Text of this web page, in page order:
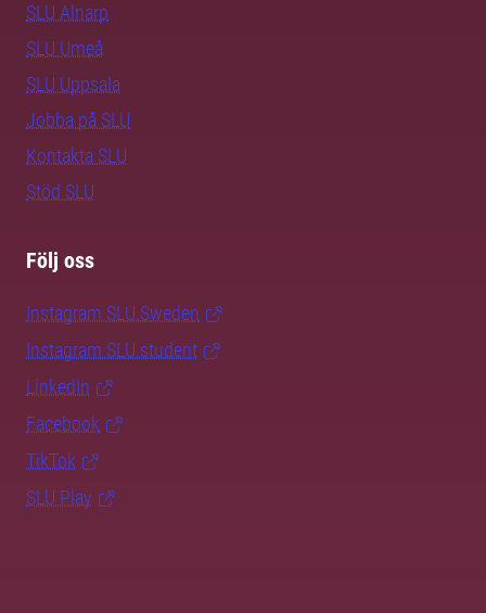
SLU Alnarp
SLU Umeå
SLU Uppsala
Jobba på SLU
Kontakta SLU
Stöd SLU
Följ oss
Instagram SLU.Sweden
Instagram SLU.student
LinkedIn
Facebook
TikTok
SLU Play